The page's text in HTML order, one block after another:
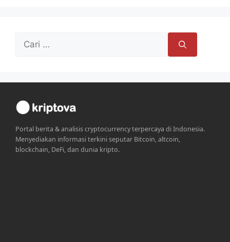
Cari
Portal berita & analisis cryptocurrency terpercaya di Indonesia.
Menyediakan informasi terkini seputar Bitcoin, altcoin,
blockchain, DeFi, dan dunia kripto.